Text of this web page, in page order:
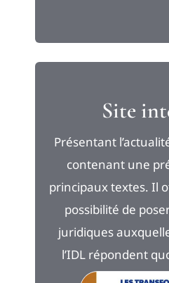
Site
Présentant
contenant une
principaux textes. Il
possibilité de
juridiques
l’IDL répondent